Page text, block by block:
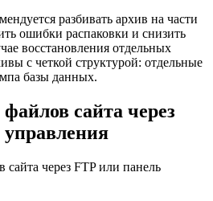
разбивать архив на части
ошибки распаковки и снизить
восстановления отдельных
с четкой структурой: отдельные
базы данных.
сайта через